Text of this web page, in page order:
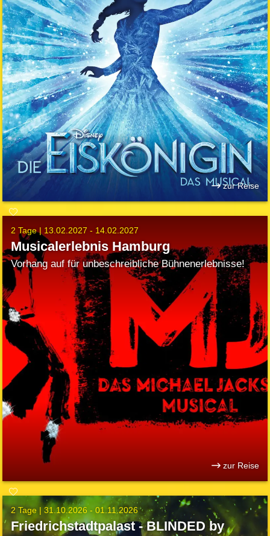
zur Reise
2 Tage | 13.02.2027 - 14.02.2027
Musicalerlebnis Hamburg
Vorhang auf für unbeschreibliche Bühnenerlebnisse!
zur Reise
2 Tage |31.10.2026 - 01.11.2026
Friedrichstadtpalast - BLINDED by